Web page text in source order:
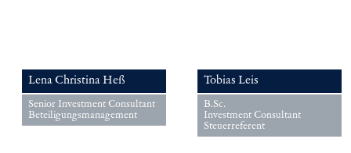
Lena Christina Heß
Senior Investment Consultant
Beteiligungsmanagement
Tobias Leis
B.Sc.
Investment Consultant
Steuerreferent